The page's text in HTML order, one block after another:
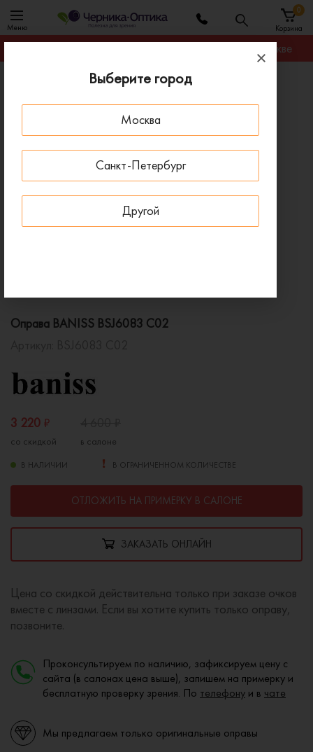
Выберите город
Москва
Санкт-Петербург
Другой
Меню Корзина
0
Гарантируем лучшую цену на любую оправу в Москве
Оправы для очков
Оправы для очков
Оправа BANISS BSJ6083 C02
Оправа BANISS BSJ6083 C02
3 220 ₽
со скидкой в салоне
В НАЛИЧИИ В ОГРАНИЧЕННОМ КОЛИЧЕСТВЕ
ОТЛОЖИТЬ НА ПРИМЕРКУ В САЛОНЕ
ЗАКАЗАТЬ ОНЛАЙН
Цена со скидкой действительна только при заказе очков
вместе с линзами. Если вы хотите купить только оправу,
позвоните.
Проконсультируем по наличию, зафиксируем цену с
сайта (в салонах цена выше), запишем на примерку и
бесплатную проверку зрения. По телефону и в чате
Мы предлагаем только оригинальные оправы